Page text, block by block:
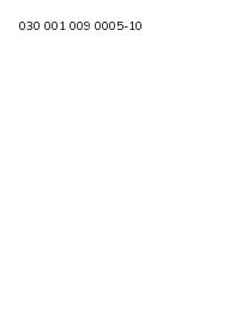
030 001 009 0005-10